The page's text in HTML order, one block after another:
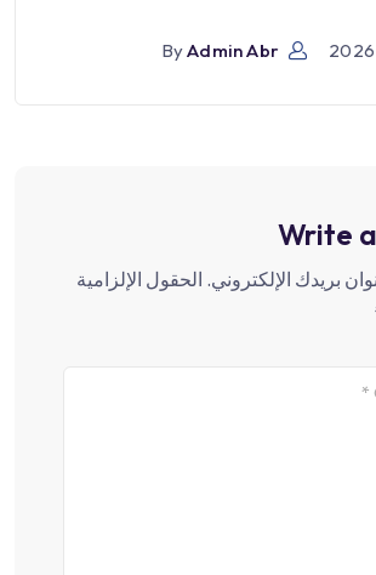
ByAdmin Abr
Write
بريدك الإلكتروني. الحقول الإلزامية